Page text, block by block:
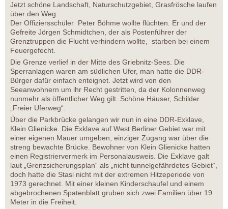
Jetzt schöne Landschaft, Naturschutzgebiet, Grasfrösche laufen
über den Weg.
Der Offiziersschüler Peter Böhme wollte flüchten. Er und der
Gefreite Jörgen Schmidtchen, der als Postenführer der
Grenztruppen die Flucht verhindern wollte, starben bei einem
Feuergefecht.
Die Grenze verlief in der Mitte des Griebnitz-Sees. Die
Sperranlagen waren am südlichen Ufer, man hatte die DDR-
Bürger dafür einfach enteignet. Jetzt wird von den
Seeanwohnern um ihr Recht gestritten, da der Kolonnenweg
nunmehr als öffentlicher Weg gilt. Schöne Häuser, Schilder
„Freier Uferweg“.
Über die Parkbrücke gelangen wir nun in eine DDR-Exklave,
Klein Glienicke. Die Exklave auf West Berliner Gebiet war mit
einer eigenen Mauer umgeben, einziger Zugang war über die
streng bewachte Brücke. Bewohner von Klein Glienicke hatten
einen Registriervermerk im Personalausweis. Die Exklave galt
laut „Grenzsicherungsplan“ als „nicht tunnelgefährdetes Gebiet“,
doch hatte die Stasi nicht mit der extremen Hitzeperiode von
1973 gerechnet. Mit einer kleinen Kinderschaufel und einem
abgebrochenen Spatenblatt gruben sich zwei Familien über 19
Meter in die Freiheit.